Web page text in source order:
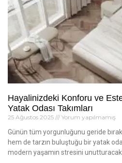
Hayalinizdeki Konforu ve
Yatak Odası Takımları
25 Ağustos 2025 Yorum yapılmamış
Günün tüm yorgunluğunu geride
hem de tarzın buluştuğu bir yatak
modern yaşamın stresini unutturacak